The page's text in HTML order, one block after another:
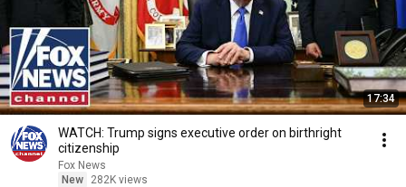
17:34
WATCH: Trump signs executive order on birthright
citizenship
Fox News
New
282K views